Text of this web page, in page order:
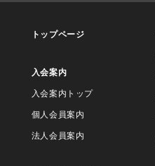
トップページ
入会案内
入会案内トップ
個人会員案内
法人会員案内